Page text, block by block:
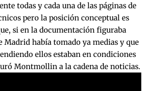
todas y cada una de las páginas de
pero la posición conceptual es
si en la documentación figuraba
Madrid había tomado ya medias y que
ellos estaban en condiciones
Montmollin a la cadena de noticias.